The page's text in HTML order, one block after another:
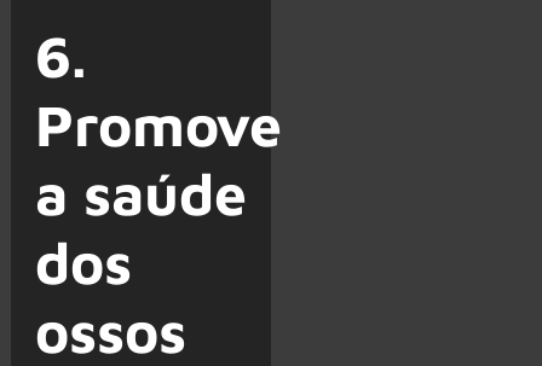
6.
Promove
a saúde
dos
ossos